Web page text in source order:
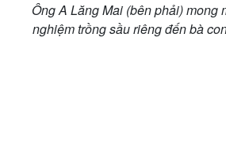
Ông A Lăng Mai (bên phải) mong
nghiệm trồng sầu riêng đến bà